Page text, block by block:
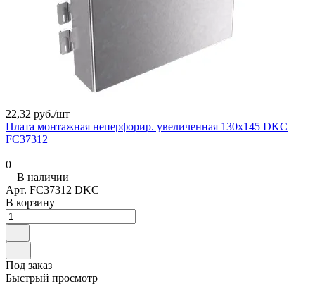
22,32 руб./шт
Плата монтажная неперфорир. увеличенная 130х145 DKC
FC37312
0
В наличии
Арт. FC37312 DKC
В корзину
Под заказ
Быстрый просмотр